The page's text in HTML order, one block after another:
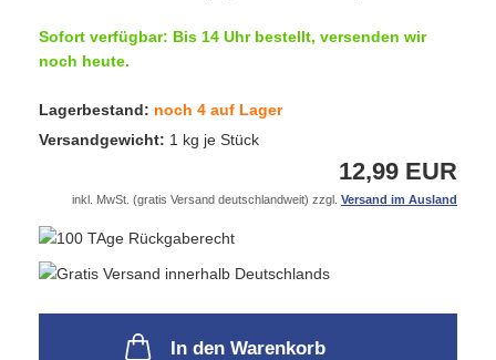
Sofort verfügbar: Bis 14 Uhr bestellt, versenden wir
noch heute.
Lagerbestand: noch 4 auf Lager
Versandgewicht: 1 kg je Stück
12,99 EUR
inkl. MwSt. (gratis Versand deutschlandweit) zzgl. Versand im Ausland
In den Warenkorb